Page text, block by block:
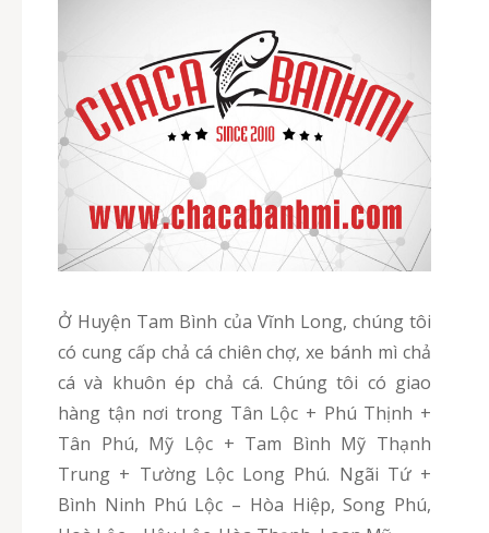
Ở Huyện Tam Bình của Vĩnh Long, chúng tôi
có cung cấp chả cá chiên chợ, xe bánh mì chả
cá và khuôn ép chả cá. Chúng tôi có giao
hàng tận nơi trong Tân Lộc + Phú Thịnh +
Tân Phú, Mỹ Lộc + Tam Bình Mỹ Thạnh
Trung + Tường Lộc Long Phú. Ngãi Tứ +
Bình Ninh Phú Lộc – Hòa Hiệp, Song Phú,